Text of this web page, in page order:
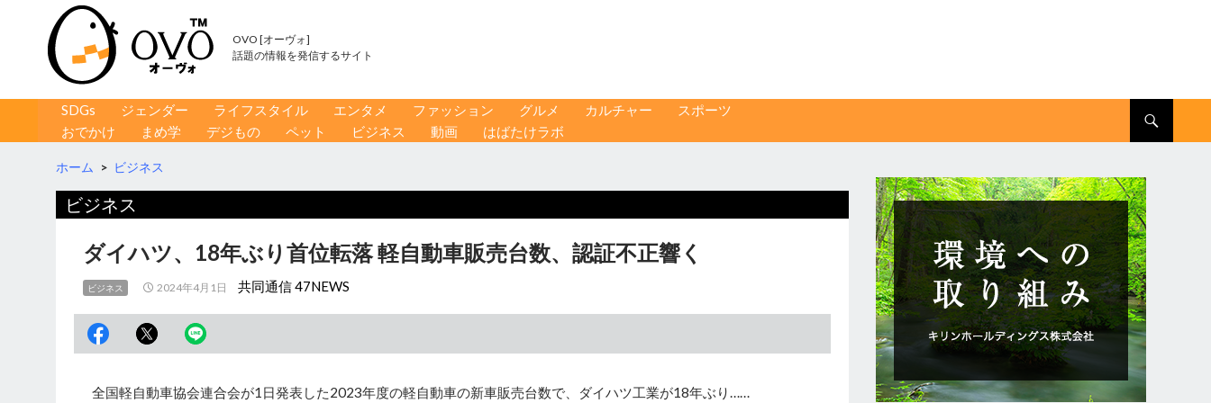
OVO [オーヴォ]
話題の情報を発信するサイト
コンテンツへ移動
SDGs ジェンダー ライフスタイル エンタメ ファッション グルメ カルチャー
スポーツ
おでかけ
まめ学 デジもの ペット ビジネス 動画 はばたけラボ
ホーム > ビジネス
ビジネス
ダイハツ、18年ぶり首位転落 軽自動車販売台数、認証不正響く
ビジネス 2024年4月1日 共同通信 47NEWS
全国軽自動車協会連合会が1日発表した2023年度の軽自動車の新車販売台数で、ダイハツ工業が18年ぶり……